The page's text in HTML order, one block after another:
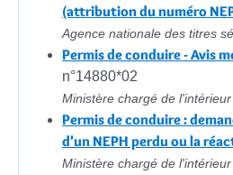
(attribution du numéro
Agence nationale des titres
Permis de conduire - Avis
n°14880*02
Ministère chargé de l'intérieur
Permis de conduire :
d'un NEPH perdu ou la
Ministère chargé de l'intérieur